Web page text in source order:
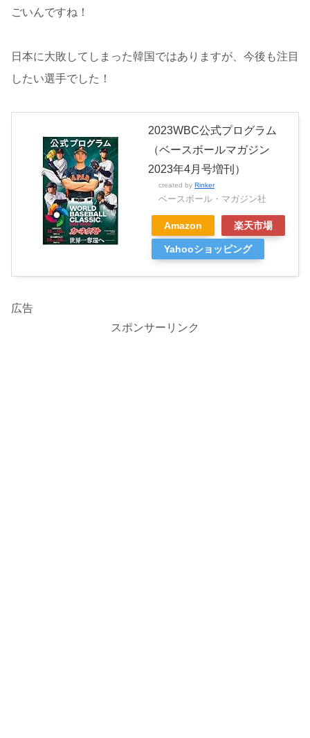
ごいんですね！
日本に大敗してしまった韓国ではありますが、今後も注目
したい選手でした！
2023WBC公式プログラム
（ベースボールマガジン
2023年4月号増刊）
created by Rinker
ベースボール・マガジン社
Amazon 楽天市場
Yahooショッピング
広告
スポンサーリンク